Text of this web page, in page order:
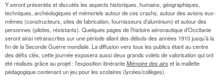
Y seront présentés et discutés les aspects historiques, humains, géographiques,
techniques, archéologiques et mémoriels autour de ces crashs, autour des avions eux-
mêmes (constructeurs, sites de fabrication, fournisseurs d’aluminium) et autour des
personnes (pilotes, résistants). Quelques pages de l’histoire aéronautique d’Occitanie
seront ainsi retranscrites sur une période allant des débuts des années 1910 jusqu’à la
fin de la Seconde Guerre mondiale. La diffusion vers tous les publics étant au centre
des défis clés, cette journée exposera aussi deux grands volets de valorisation qui ont
été réalisés grâce au projet : l’exposition itinéranteMémoire des airset la mallette
pédagogique contenant un jeu pour les scolaires (lycées/collèges).